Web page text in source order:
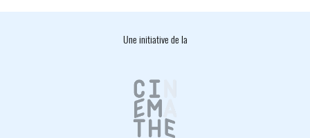
Une initiative de la